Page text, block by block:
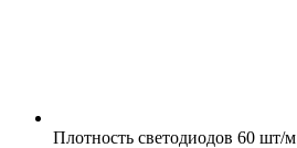
Плотность светодиодов 60 шт/м